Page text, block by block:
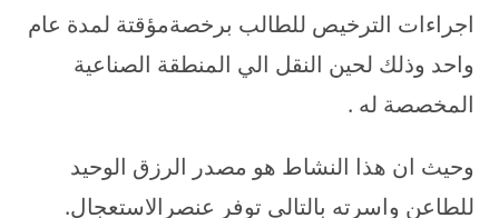
اجراءات الترخيص للطالب برخصةمؤقتة لمدة عام
واحد وذلك لحين النقل الي المنطقة الصناعية
المخصصة له .
وحيث ان هذا النشاط هو مصدر الرزق الوحيد
للطاعن واسرته بالتالي توفر عنصرالاستعجال.